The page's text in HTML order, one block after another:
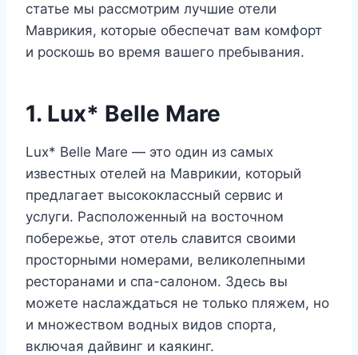
статье мы рассмотрим лучшие отели
Маврикия, которые обеспечат вам комфорт
и роскошь во время вашего пребывания.
1. Lux* Belle Mare
Lux* Belle Mare — это один из самых
известных отелей на Маврикии, который
предлагает высококлассный сервис и
услуги. Расположенный на восточном
побережье, этот отель славится своими
просторными номерами, великолепными
ресторанами и спа-салоном. Здесь вы
можете наслаждаться не только пляжем, но
и множеством водных видов спорта,
включая дайвинг и каякинг.